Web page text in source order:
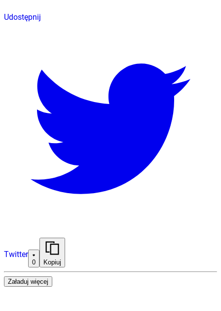
Udostępnij
Twitter
0 Kopiuj
Załaduj więcej